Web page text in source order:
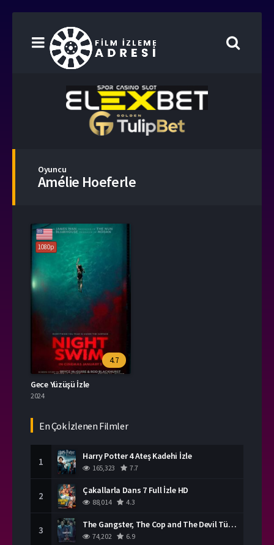
Oyuncu
Amélie Hoeferle
1080p
4.7
Gece Yüzüşü İzle
2024
En Çok İzlenen Filmler
1 Harry Potter 4 Ateş Kadehi İzle
165,323 7.7
2 Çakallarla Dans 7 Full İzle HD
88,014 4.3
3 The Gangster, The Cop and The Devil Türkçe Dublaj İzle
74,202 6.9